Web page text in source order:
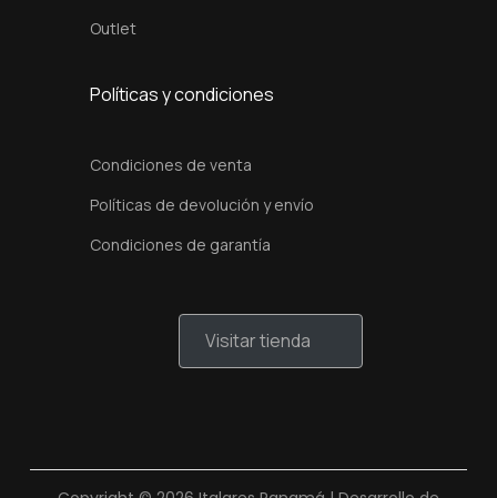
Outlet
Políticas y condiciones
Condiciones de venta
Políticas de devolución y envío
Condiciones de garantía
Visitar tienda